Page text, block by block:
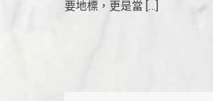
要地標，更是當 […]